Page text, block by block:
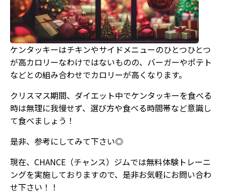
ケンタッキーはチキンやサイドメニューのひとつひとつ
が高カロリーなわけではないものの、バーガーやポテト
などとの組み合わせでカロリーが高くなります。
クリスマス期間、ダイエット中でケンタッキーを食べる
時は無理に我慢せず、選び方や食べる時間帯など意識し
て食べましょう！
是非、参考にしてみて下さい◎
現在、CHANCE（チャンス）ジムでは無料体験トレーニ
ングを実施しておりますので、是非お気軽にお問い合わ
せ下さい！！